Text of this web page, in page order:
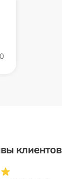
клиентов